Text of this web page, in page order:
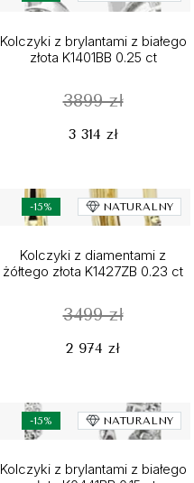
Kolczyki z brylantami z białego
złota K1401BB 0.25 ct
3899 zł
3 314 zł
-15% NATURALNY
Kolczyki z diamentami z
żółtego złota K1427ZB 0.23 ct
3499 zł
2 974 zł
-15% NATURALNY
Kolczyki z brylantami z białego